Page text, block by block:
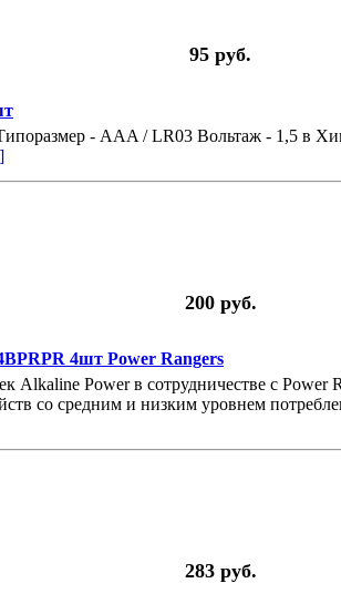
95 руб.
- AAA / LR03 Вольтаж - 1,5 в
200 руб.
4шт Power Rangers
Alkaline Power в сотрудничестве с
со средним и низким уровнем
283 руб.